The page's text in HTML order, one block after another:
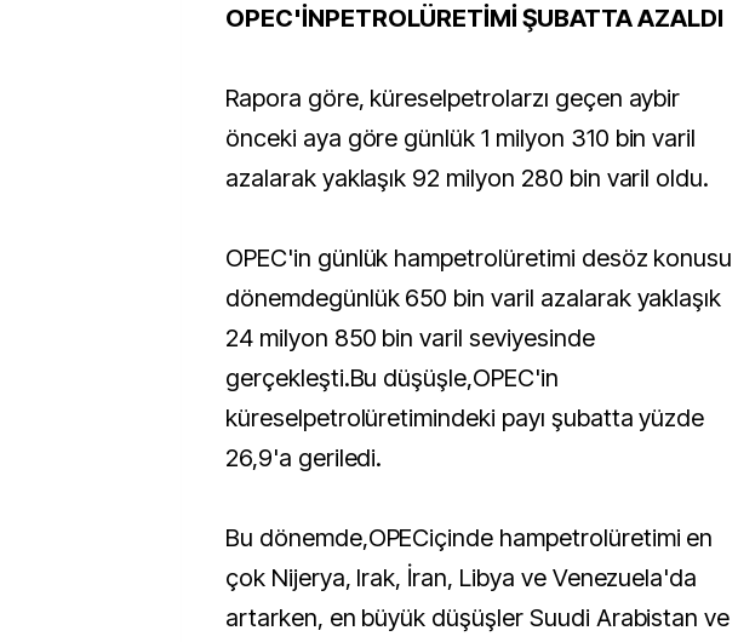
OPEC'İNPETROLÜRETİMİ ŞUBATTA AZALDI
Rapora göre, küreselpetrolarzı geçen aybir
önceki aya göre günlük 1 milyon 310 bin varil
azalarak yaklaşık 92 milyon 280 bin varil oldu.
OPEC'in günlük hampetrolüretimi desöz konusu
dönemdegünlük 650 bin varil azalarak yaklaşık
24 milyon 850 bin varil seviyesinde
gerçekleşti.Bu düşüşle,OPEC'in
küreselpetrolüretimindeki payı şubatta yüzde
26,9'a geriledi.
Bu dönemde,OPECiçinde hampetrolüretimi en
çok Nijerya, Irak, İran, Libya ve Venezuela'da
artarken, en büyük düşüşler Suudi Arabistan ve